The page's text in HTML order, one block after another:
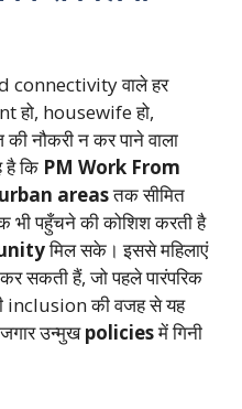
connectivity वाले हर
हो, housewife हो,
नौकरी न कर पाने वाला
कि PM Work From
urban areasतक सीमित
पहुँचने की कोशिश करती है
मिल सके। इससे महिलाएं
सकती हैं, जो पहले पारंपरिक
inclusion की वजह से यह
उन्मुखpoliciesमें गिनी